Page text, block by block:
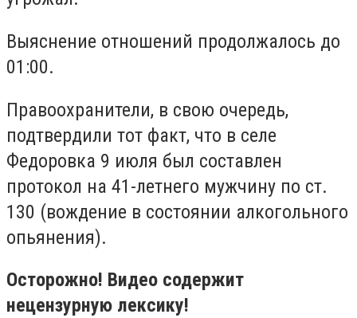
Выяснение отношений продолжалось до
01:00.
Правоохранители, в свою очередь,
подтвердили тот факт, что в селе
Федоровка 9 июля был составлен
протокол на 41-летнего мужчину по ст.
130 (вождение в состоянии алкогольного
опьянения).
Осторожно! Видео содержит
нецензурную лексику!